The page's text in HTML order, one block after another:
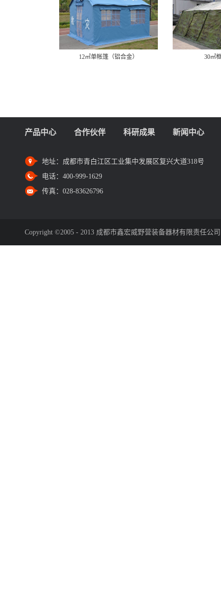
12㎡单帐篷（铝合金） 30㎡
产品中心 合作伙伴 科研成果 新闻中心
地址： 成都市青白江区工业集中发展区复兴大道318号
电话： 400-999-1629
传真： 028-83626796
Copyright ©2005 - 2013 成都市鑫宏威野营装备器材有限责任公司